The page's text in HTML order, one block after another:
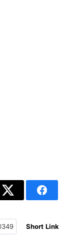
Short Link